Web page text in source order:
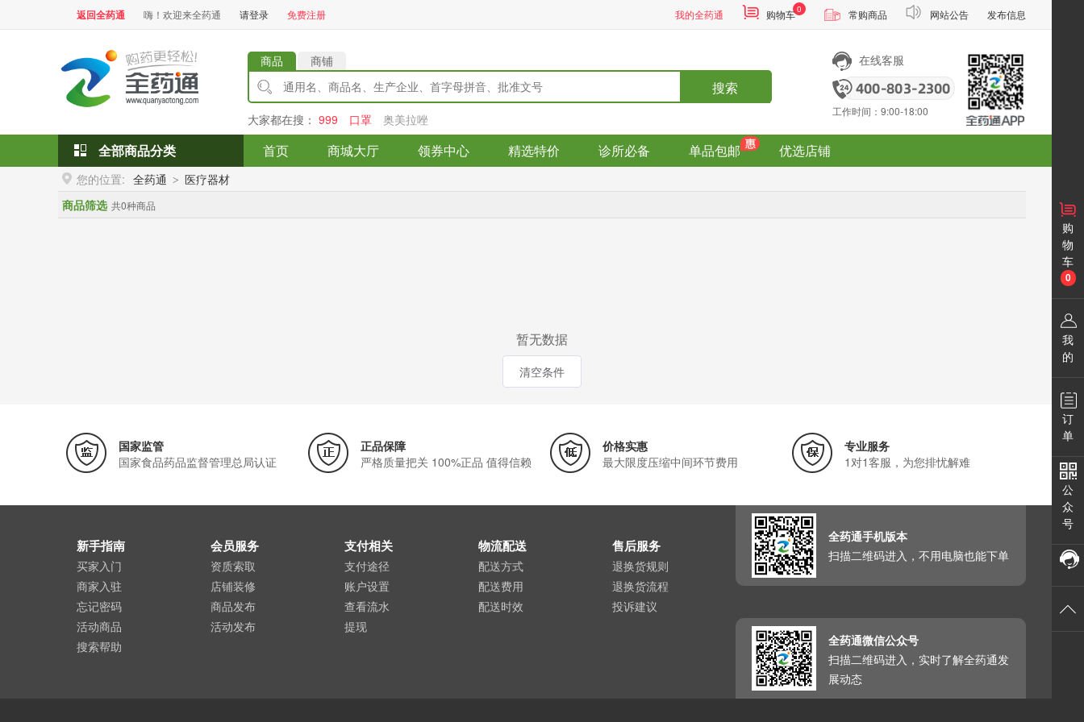
返回全药通 嗨！欢迎来全药通 请登录 免费注册 我的全药通 购物车0 常购商品 网站公告 发布信息
商品 商铺
搜索
大家都在搜： 999 口罩 奥美拉唑
在线客服
工作时间：9:00-18:00
全部商品分类 首页 商城大厅 领券中心 精选特价 诊所必备 单品包邮 优选店铺
您的位置: 全药通 > 医疗器材
商品筛选 共0种商品
暂无数据
清空条件
购
物
车
0
我
的
订
单
公
众
号
国家监管
国家食品药品监督管理总局认证
正品保障
严格质量把关 100%正品 值得信赖
价格实惠
最大限度压缩中间环节费用
专业服务
1对1客服，为您排忧解难
新手指南
买家入门
商家入驻
忘记密码
活动商品
搜索帮助
会员服务
资质索取
店铺装修
商品发布
活动发布
支付相关
支付途径
账户设置
查看流水
提现
物流配送
配送方式
配送费用
配送时效
售后服务
退换货规则
退换货流程
投诉建议
全药通手机版本
扫描二维码进入，不用电脑也能下单
全药通微信公众号
扫描二维码进入，实时了解全药通发
展动态